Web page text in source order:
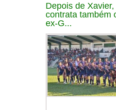
Depois de
contrata também
ex-G...